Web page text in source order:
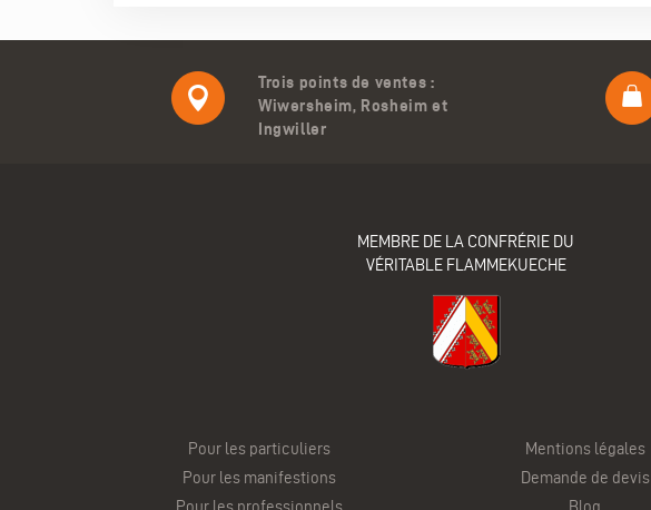
Trois points de ventes :
Wiwersheim, Rosheim et
Ingwiller
MEMBRE DE LA CONFRÉRIE DU
VÉRITABLE FLAMMEKUECHE
Pour les particuliers
Pour les manifestions
Pour les professionnels
Mentions légales
Demande de devis
Blog